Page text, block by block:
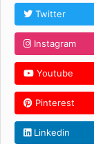
Twitter
Instagram
Youtube
Pinterest
Linkedin